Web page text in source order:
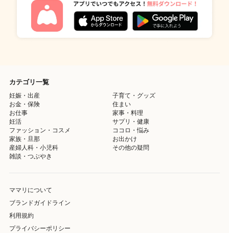
カテゴリ一覧
妊娠・出産
子育て・グッズ
お金・保険
住まい
お仕事
家事・料理
妊活
サプリ・健康
ファッション・コスメ
ココロ・悩み
家族・旦那
お出かけ
産婦人科・小児科
その他の疑問
雑談・つぶやき
ママリについて
ブランドガイドライン
利用規約
プライバシーポリシー